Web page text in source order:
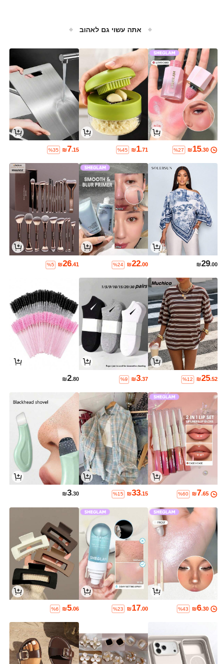
אתה עשוי גם לאהוב
₪15.30
%27
₪1.71
%45
₪7.15
%35
₪29.00
₪22.00
%24
₪26.41
%5
₪25.52
%12
₪3.37
%9
₪2.80
₪7.65
%60
₪33.15
%15
₪3.30
₪6.30
%43
₪17.00
%23
₪5.06
%6